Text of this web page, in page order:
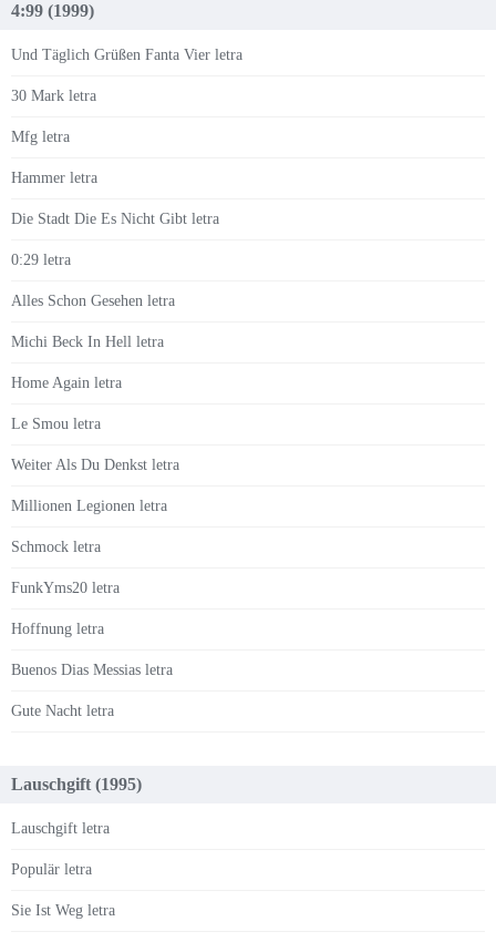
4:99 (1999)
Und Täglich Grüßen Fanta Vier letra
30 Mark letra
Mfg letra
Hammer letra
Die Stadt Die Es Nicht Gibt letra
0:29 letra
Alles Schon Gesehen letra
Michi Beck In Hell letra
Home Again letra
Le Smou letra
Weiter Als Du Denkst letra
Millionen Legionen letra
Schmock letra
FunkYms20 letra
Hoffnung letra
Buenos Dias Messias letra
Gute Nacht letra
Lauschgift (1995)
Lauschgift letra
Populär letra
Sie Ist Weg letra